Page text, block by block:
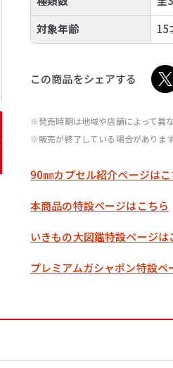
対象年齢
15
この商品をシェアする
※発売時期は地域や店舗によって異
※販売が終了している場合がありま
90㎜カプセル紹介ページはこ
本商品の特設ページはこちら
いきもの大図鑑特設ページは
プレミアムガシャポン特設ペ